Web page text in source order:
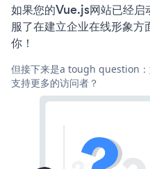
如果您的Vue.js网站已经启
服了在建立企业在线形象
你！
但接下来是a tough question
支持更多的访问者？